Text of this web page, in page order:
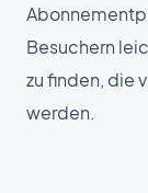
Besuchern
zu finden, die
werden.